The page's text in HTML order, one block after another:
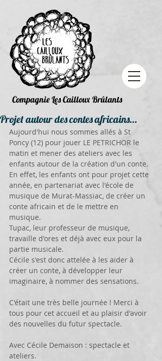
Compagnie Les Cailloux Brûlants
Projet autour des contes africains...
Aujourd'hui nous sommes allés à St
Poncy (12) pour jouer LE PETRICHOR le
matin et mener des ateliers avec les
enfants autour de la création d'un conte.
En effet, les enfants ont pour projet cette
année, en partenariat avec l'école de
musique de Murat-Massiac, de créer un
conte africain et de le mettre en
musique.
Tupac, leur professeur de musique,
travaille d'ores et déjà avec eux pour la
partie musicale.
Cécile s'est donc attelée à les aider à
créer un conte, à développer leur
imaginaire, à nommer des sensations.
C'était une très belle journée ! Merci à
tous pour cet accueil et au plaisir d'avoir
des nouvelles du futur spectacle.
Avec Cécile Demaison : spectacle et
ateliers.